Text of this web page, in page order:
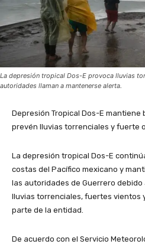
La depresión tropical Dos-E provoca lluvias
autoridades llaman a mantenerse alerta.
Depresión Tropical Dos-E mantiene
prevén lluvias torrenciales y fuerte
La depresión tropical Dos-E
costas del Pacífico mexicano y
las autoridades de Guerrero
lluvias torrenciales, fuertes vientos
parte de la entidad.
De acuerdo con el Servicio